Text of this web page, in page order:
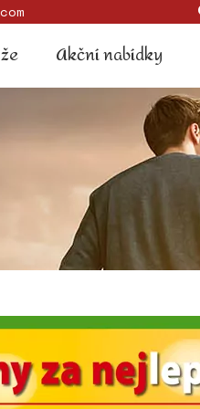
Akční nabídky
Akční nabídky